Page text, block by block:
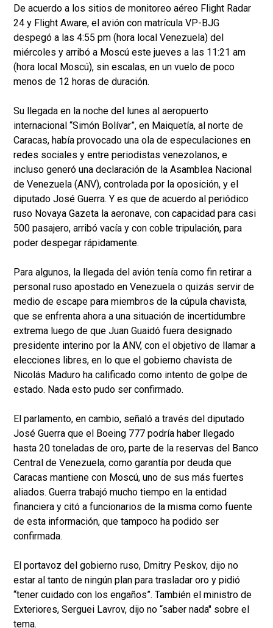
De acuerdo a los sitios de monitoreo aéreo Flight Radar
24 y Flight Aware, el avión con matrícula VP-BJG
despegó a las 4:55 pm (hora local Venezuela) del
miércoles y arribó a Moscú este jueves a las 11:21 am
(hora local Moscú), sin escalas, en un vuelo de poco
menos de 12 horas de duración.
Su llegada en la noche del lunes al aeropuerto
internacional “Simón Bolívar”, en Maiquetía, al norte de
Caracas, había provocado una ola de especulaciones en
redes sociales y entre periodistas venezolanos, e
incluso generó una declaración de la Asamblea Nacional
de Venezuela (ANV), controlada por la oposición, y el
diputado José Guerra. Y es que de acuerdo al periódico
ruso Novaya Gazeta la aeronave, con capacidad para casi
500 pasajero, arribó vacía y con coble tripulación, para
poder despegar rápidamente.
Para algunos, la llegada del avión tenía como fin retirar a
personal ruso apostado en Venezuela o quizás servir de
medio de escape para miembros de la cúpula chavista,
que se enfrenta ahora a una situación de incertidumbre
extrema luego de que Juan Guaidó fuera designado
presidente interino por la ANV, con el objetivo de llamar a
elecciones libres, en lo que el gobierno chavista de
Nicolás Maduro ha calificado como intento de golpe de
estado. Nada esto pudo ser confirmado.
El parlamento, en cambio, señaló a través del diputado
José Guerra que el Boeing 777 podría haber llegado
hasta 20 toneladas de oro, parte de la reservas del Banco
Central de Venezuela, como garantía por deuda que
Caracas mantiene con Moscú, uno de sus más fuertes
aliados. Guerra trabajó mucho tiempo en la entidad
financiera y citó a funcionarios de la misma como fuente
de esta información, que tampoco ha podido ser
confirmada.
El portavoz del gobierno ruso, Dmitry Peskov, dijo no
estar al tanto de ningún plan para trasladar oro y pidió
“tener cuidado con los engaños”. También el ministro de
Exteriores, Serguei Lavrov, dijo no “saber nada" sobre el
tema.